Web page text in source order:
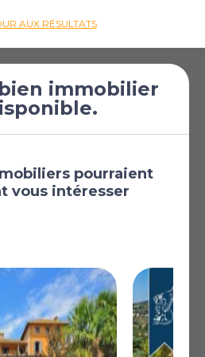
AUX RÉSULTATS
Cliquez ici pour
les plans d'étages
[£1 088 187]
le cœur vert de l'Ombrie, à
della Pieve, dans un
tranquillité et intimité.
asphaltée menant à une
delà de laquelle s'ouvre un
carrés, caractérisé par une
immobilier
pourraient
vous intéresser